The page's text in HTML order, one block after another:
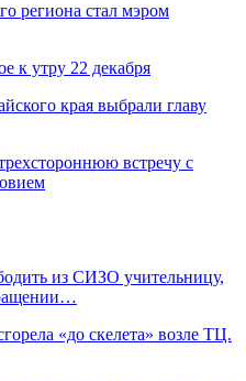
региона стал мэром
к утру 22 декабря
края выбрали главу
встречу с
из СИЗО учительницу,
«до скелета» возле ТЦ.